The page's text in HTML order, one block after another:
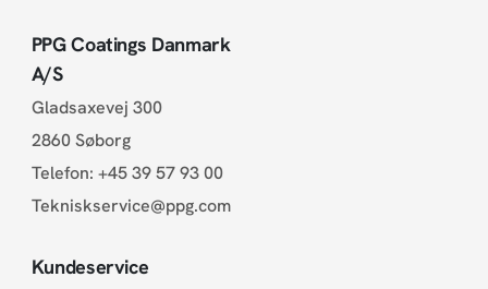
PPG Coatings Danmark
A/S
Gladsaxevej 300
2860 Søborg
Telefon: +45 39 57 93 00
Tekniskservice@ppg.com
Kundeservice